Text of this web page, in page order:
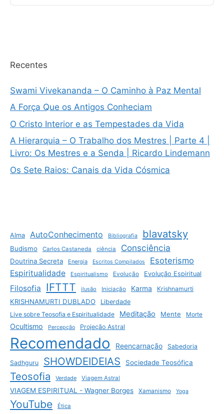
Recentes
Swami Vivekananda – O Caminho à Paz Mental
A Força Que os Antigos Conheciam
O Cristo Interior e as Tempestades da Vida
A Hierarquia – O Trabalho dos Mestres | Parte 4 |
Livro: Os Mestres e a Senda | Ricardo Lindemann
Os Sete Raios: Canais da Vida Cósmica
Alma AutoConhecimento Bibliografia blavatsky
Budismo Carlos Castaneda ciência Consciência
Doutrina Secreta Energia Escritos Compilados Esoterismo
Espiritualidade Espiritualismo Evolução Evolução Espiritual
Filosofia IFTTT ilusão Iniciação Karma Krishnamurti
KRISHNAMURTI DUBLADO
Liberdade
Live sobre Teosofia e Espiritualidade
Meditação Mente Morte
Ocultismo Percepção Projeção Astral
Recomendado Reencarnação Sabedoria
Sadhguru SHOWDEIDEIAS Sociedade Teosófica
Teosofia Verdade Viagem Astral
VIAGEM ESPIRITUAL - Wagner Borges Xamanismo Yoga
YouTube Ética